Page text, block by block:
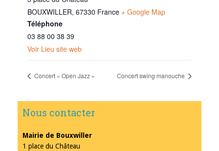
BOUXWILLER, 67330 France + Google Map
Téléphone
03 88 00 38 39
Voir Lieu site web
Concert « Open Jazz » Concert swing manouche
Nous contacter
Mairie de Bouxwiller
1 place du Château